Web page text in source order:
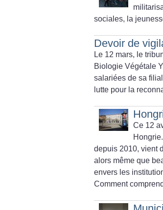
sociales, la
Devoir de
Le 12 mars, le
Biologie Végétale
salariées de sa
lutte pour la
Ce 12
depuis 2010, vient
alors même que
envers les
Comment